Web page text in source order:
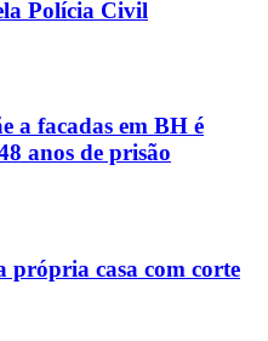
Polícia Civil
a facadas em BH é
anos de prisão
própria casa com corte